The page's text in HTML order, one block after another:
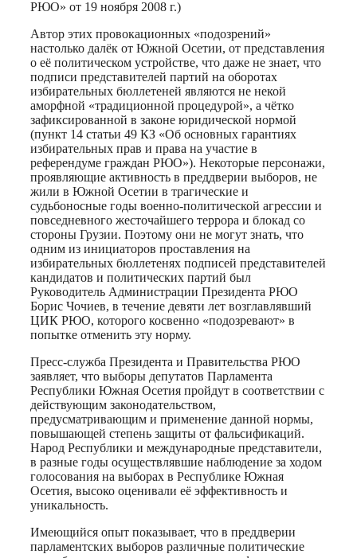
РЮО» от 19 ноября 2008 г.)
Автор этих провокационных «подозрений»
настолько далёк от Южной Осетии, от представления
о её политическом устройстве, что даже не знает, что
подписи представителей партий на оборотах
избирательных бюллетеней являются не некой
аморфной «традиционной процедурой», а чётко
зафиксированной в законе юридической нормой
(пункт 14 статьи 49 КЗ «Об основных гарантиях
избирательных прав и права на участие в
референдуме граждан РЮО»). Некоторые персонажи,
проявляющие активность в преддверии выборов, не
жили в Южной Осетии в трагические и
судьбоносные годы военно-политической агрессии и
повседневного жесточайшего террора и блокад со
стороны Грузии. Поэтому они не могут знать, что
одним из инициаторов проставления на
избирательных бюллетенях подписей представителей
кандидатов и политических партий был
Руководитель Администрации Президента РЮО
Борис Чочиев, в течение девяти лет возглавлявший
ЦИК РЮО, которого косвенно «подозревают» в
попытке отменить эту норму.
Пресс-служба Президента и Правительства РЮО
заявляет, что выборы депутатов Парламента
Республики Южная Осетия пройдут в соответствии с
действующим законодательством,
предусматривающим и применение данной нормы,
повышающей степень защиты от фальсификаций.
Народ Республики и международные представители,
в разные годы осуществлявшие наблюдение за ходом
голосования на выборах в Республике Южная
Осетия, высоко оценивали её эффективность и
уникальность.
Имеющийся опыт показывает, что в преддверии
парламентских выборов различные политические